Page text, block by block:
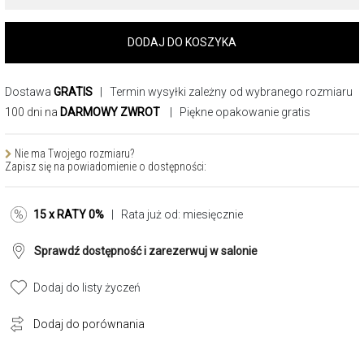
DODAJ DO KOSZYKA
Dostawa GRATIS | Termin wysyłki zależny od wybranego rozmiaru
100 dni na DARMOWY ZWROT | Piękne opakowanie gratis
Nie ma Twojego rozmiaru?
Zapisz się na powiadomienie o dostępności:
15 x RATY 0% | Rata już od: miesięcznie
Sprawdź dostępność i zarezerwuj w salonie
Dodaj do listy życzeń
Dodaj do porównania